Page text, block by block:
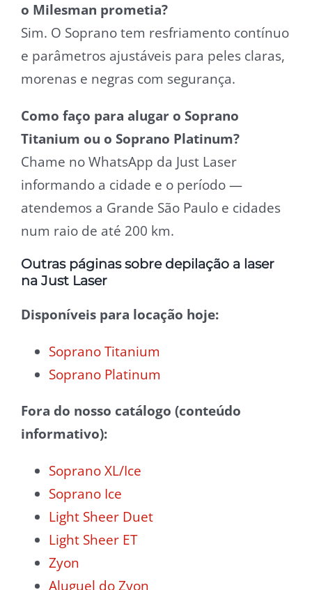
o Milesman prometia?
Sim. O Soprano tem resfriamento contínuo
e parâmetros ajustáveis para peles claras,
morenas e negras com segurança.
Como faço para alugar o Soprano
Titanium ou o Soprano Platinum?
Chame no WhatsApp da Just Laser
informando a cidade e o período —
atendemos a Grande São Paulo e cidades
num raio de até 200 km.
Outras páginas sobre depilação a laser
na Just Laser
Disponíveis para locação hoje:
Soprano Titanium
Soprano Platinum
Fora do nosso catálogo (conteúdo
informativo):
Soprano XL/Ice
Soprano Ice
Light Sheer Duet
Light Sheer ET
Zyon
Aluguel do Zyon